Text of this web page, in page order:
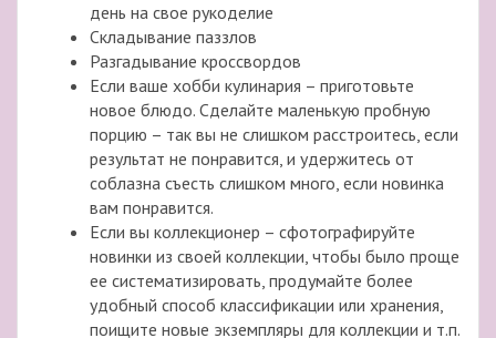
день на свое рукоделие
Складывание паззлов
Разгадывание кроссвордов
Если ваше хобби кулинария – приготовьте
новое блюдо. Сделайте маленькую пробную
порцию – так вы не слишком расстроитесь, если
результат не понравится, и удержитесь от
соблазна съесть слишком много, если новинка
вам понравится.
Если вы коллекционер – сфотографируйте
новинки из своей коллекции, чтобы было проще
ее систематизировать, продумайте более
удобный способ классификации или хранения,
поищите новые экземпляры для коллекции и т.п.